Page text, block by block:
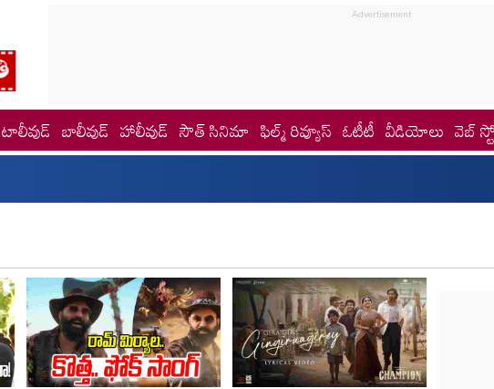
టాలీవుడ్ బాలీవుడ్ హాలీవుడ్ సౌత్ సినిమా ఫిల్మ్ రివ్యూస్ ఓటీటీ వీడియోలు వెబ్